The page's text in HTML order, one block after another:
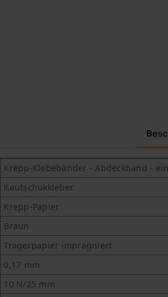
Krepp-Klebebänder - Abdeckband -
Kautschukkleber
Krepp-Papier
Braun
Trägerpapier imprägniert
0,17 mm
10 N/25 mm